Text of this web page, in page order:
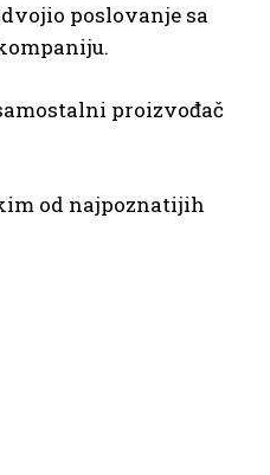
poslovanje sa
proizvođač
od najpoznatijih